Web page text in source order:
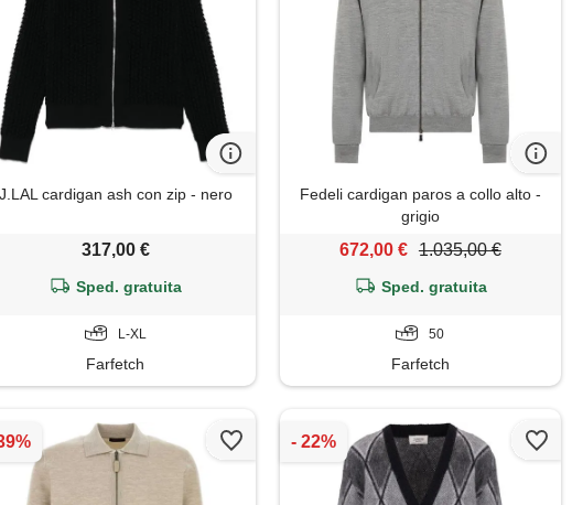
J.LAL cardigan ash con zip - nero
317,00 €
Sped. gratuita
L-XL
Farfetch
Fedeli cardigan paros a collo alto -
grigio
672,00 € 1.035,00 €
Sped. gratuita
50
Farfetch